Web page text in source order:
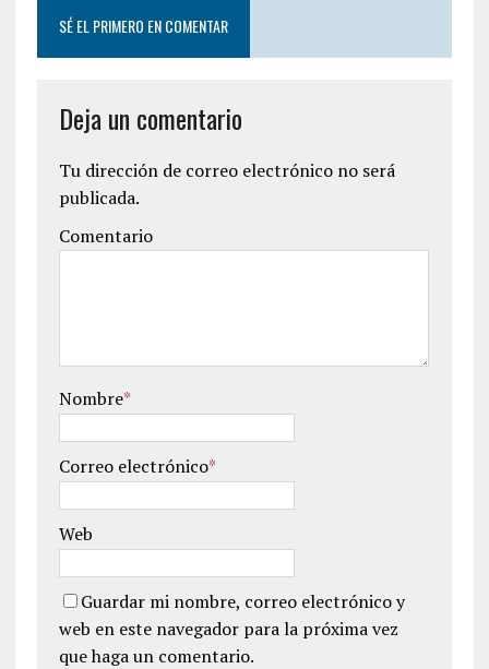
SÉ EL PRIMERO EN COMENTAR
Deja un comentario
Tu dirección de correo electrónico no será
publicada.
Comentario
Nombre*
Correo electrónico*
Web
Guardar mi nombre, correo electrónico y
web en este navegador para la próxima vez
que haga un comentario.